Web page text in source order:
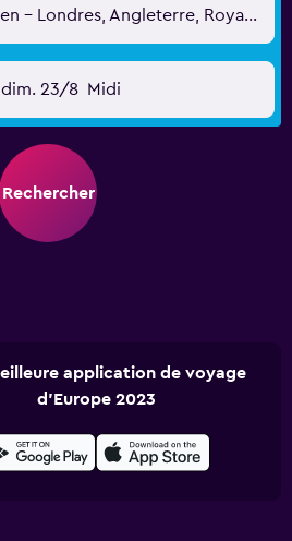
Westbourne Green - Londres, Angleterre, Royaume-Uni
dim. 23/8 Midi
Rechercher
application de voyage
d'Europe 2023